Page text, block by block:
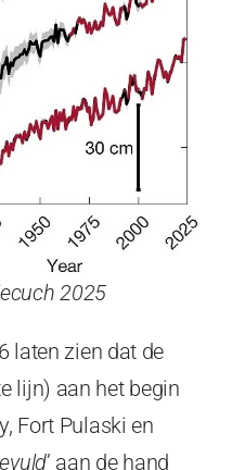
2025
laten zien dat de
lijn) aan het begin
Fort Pulaski en
’ aan de hand